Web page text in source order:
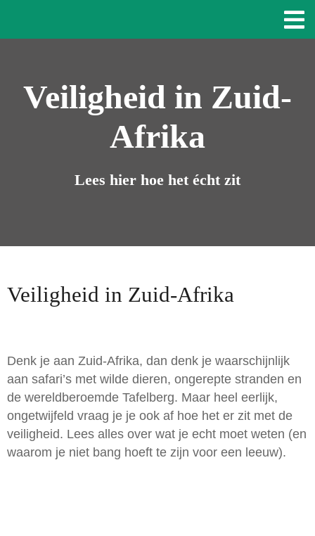
Veiligheid in Zuid-
Afrika
Lees hier hoe het écht zit
Veiligheid in Zuid-Afrika
Denk je aan Zuid-Afrika, dan denk je waarschijnlijk
aan safari’s met wilde dieren, ongerepte stranden en
de wereldberoemde Tafelberg. Maar heel eerlijk,
ongetwijfeld vraag je je ook af hoe het er zit met de
veiligheid. Lees alles over wat je echt moet weten (en
waarom je niet bang hoeft te zijn voor een leeuw).